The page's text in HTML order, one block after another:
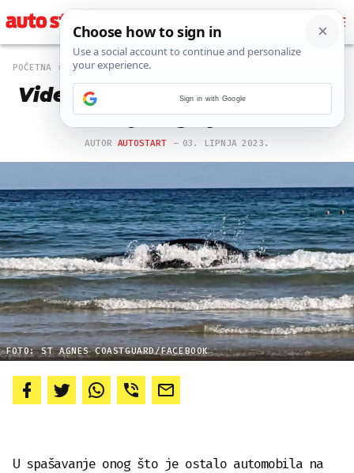
POČETNA OFF
Video: Parkirao BMW na plaži,
odnijela ga plima
AUTOR AUTOSTART 03. LIPNJA 2023.
FOTO: ST AGNES COASTGUARD/FACEBOOK
U spašavanje onog što je ostalo automobila na
Sign in with Google